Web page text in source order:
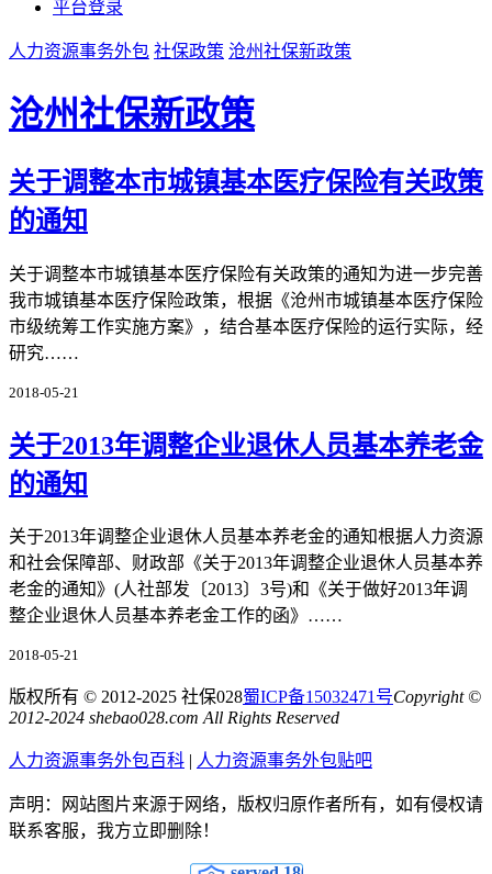
平台登录
人力资源事务外包 社保政策 沧州社保新政策
沧州社保新政策
关于调整本市城镇基本医疗保险有关政策
的通知
关于调整本市城镇基本医疗保险有关政策的通知为进一步完善
我市城镇基本医疗保险政策，根据《沧州市城镇基本医疗保险
市级统筹工作实施方案》，结合基本医疗保险的运行实际，经
研究……
2018-05-21
关于2013年调整企业退休人员基本养老金
的通知
关于2013年调整企业退休人员基本养老金的通知根据人力资源
和社会保障部、财政部《关于2013年调整企业退休人员基本养
老金的通知》(人社部发〔2013〕3号)和《关于做好2013年调
整企业退休人员基本养老金工作的函》……
2018-05-21
版权所有 © 2012-2025 社保028蜀ICP备15032471号Copyright ©
2012-2024 shebao028.com All Rights Reserved
人力资源事务外包百科 人力资源事务外包贴吧
声明：网站图片来源于网络，版权归原作者所有，如有侵权请
联系客服，我方立即删除！